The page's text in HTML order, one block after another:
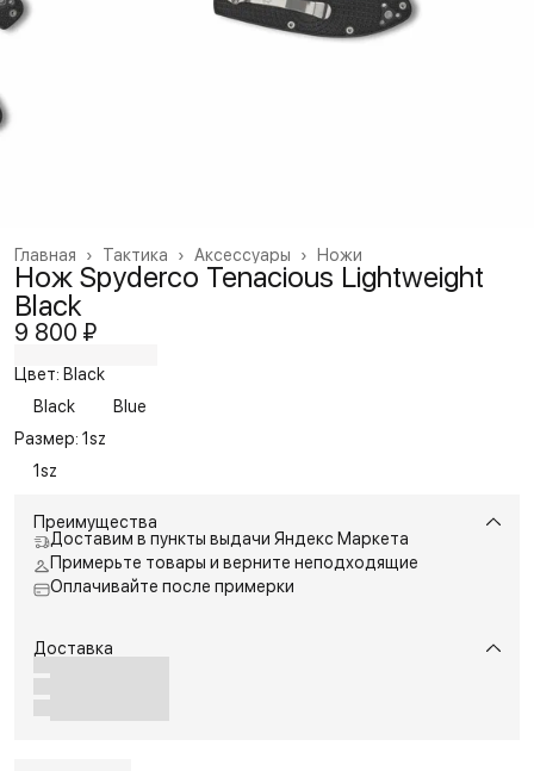
Ножи
Аксессуары ›
Тактика ›
Главная ›
Нож Spyderco Tenacious Lightweight
Black
9 800 ₽
Цвет: Black
Black
Blue
Размер: 1sz
1sz
Преимущества
Доставим в пункты выдачи Яндекс Маркета
Примерьте товары и верните неподходящие
Оплачивайте после примерки
Доставка